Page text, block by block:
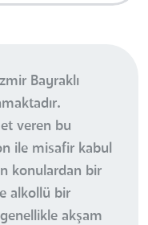
Bayraklı
veren bu
ile misafir kabul
konulardan bir
alkollü bir
akşam